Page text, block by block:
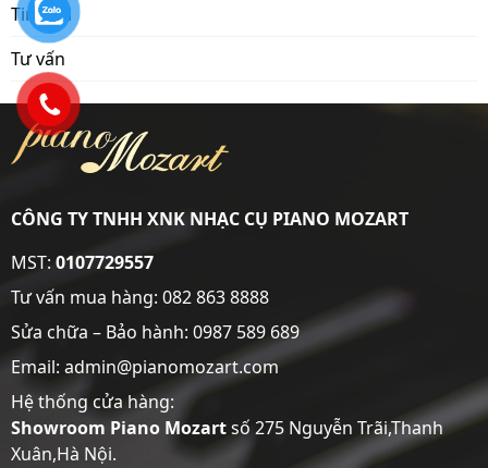
Tin mới
Tư vấn
CÔNG TY TNHH XNK NHẠC CỤ PIANO MOZART
MST:0107729557
Tư vấn mua hàng: 082 863 8888
Sửa chữa – Bảo hành: 0987 589 689
Email: admin@pianomozart.com
Hệ thống cửa hàng:
Showroom Piano Mozartsố 275 Nguyễn Trãi,Thanh
Xuân,Hà Nội.